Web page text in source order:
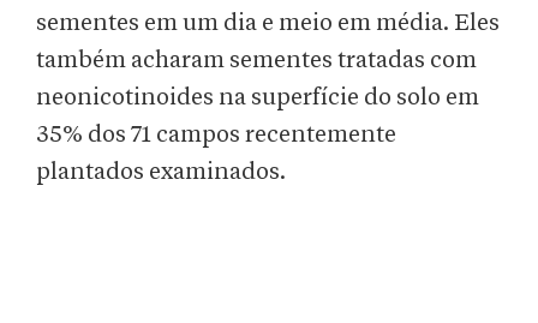
sementes em um dia e meio em média. Eles
também acharam sementes tratadas com
neonicotinoides na superfície do solo em
35% dos 71 campos recentemente
plantados examinados.